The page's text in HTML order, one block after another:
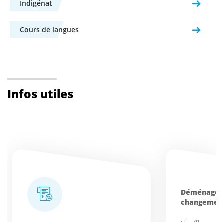
Indigénat
Cours de langues
Infos utiles